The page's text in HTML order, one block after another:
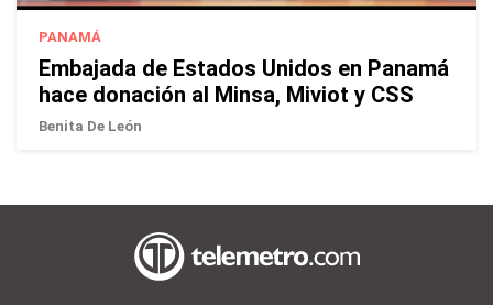
PANAMÁ
Embajada de Estados Unidos en Panamá
hace donación al Minsa, Miviot y CSS
Benita De León